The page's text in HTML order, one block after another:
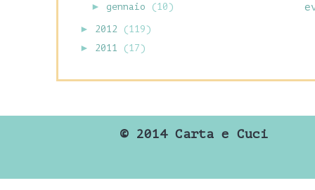
► gennaio (10)
► 2012
(119)
►
2011 (17)
© 2014 Carta e Cuci